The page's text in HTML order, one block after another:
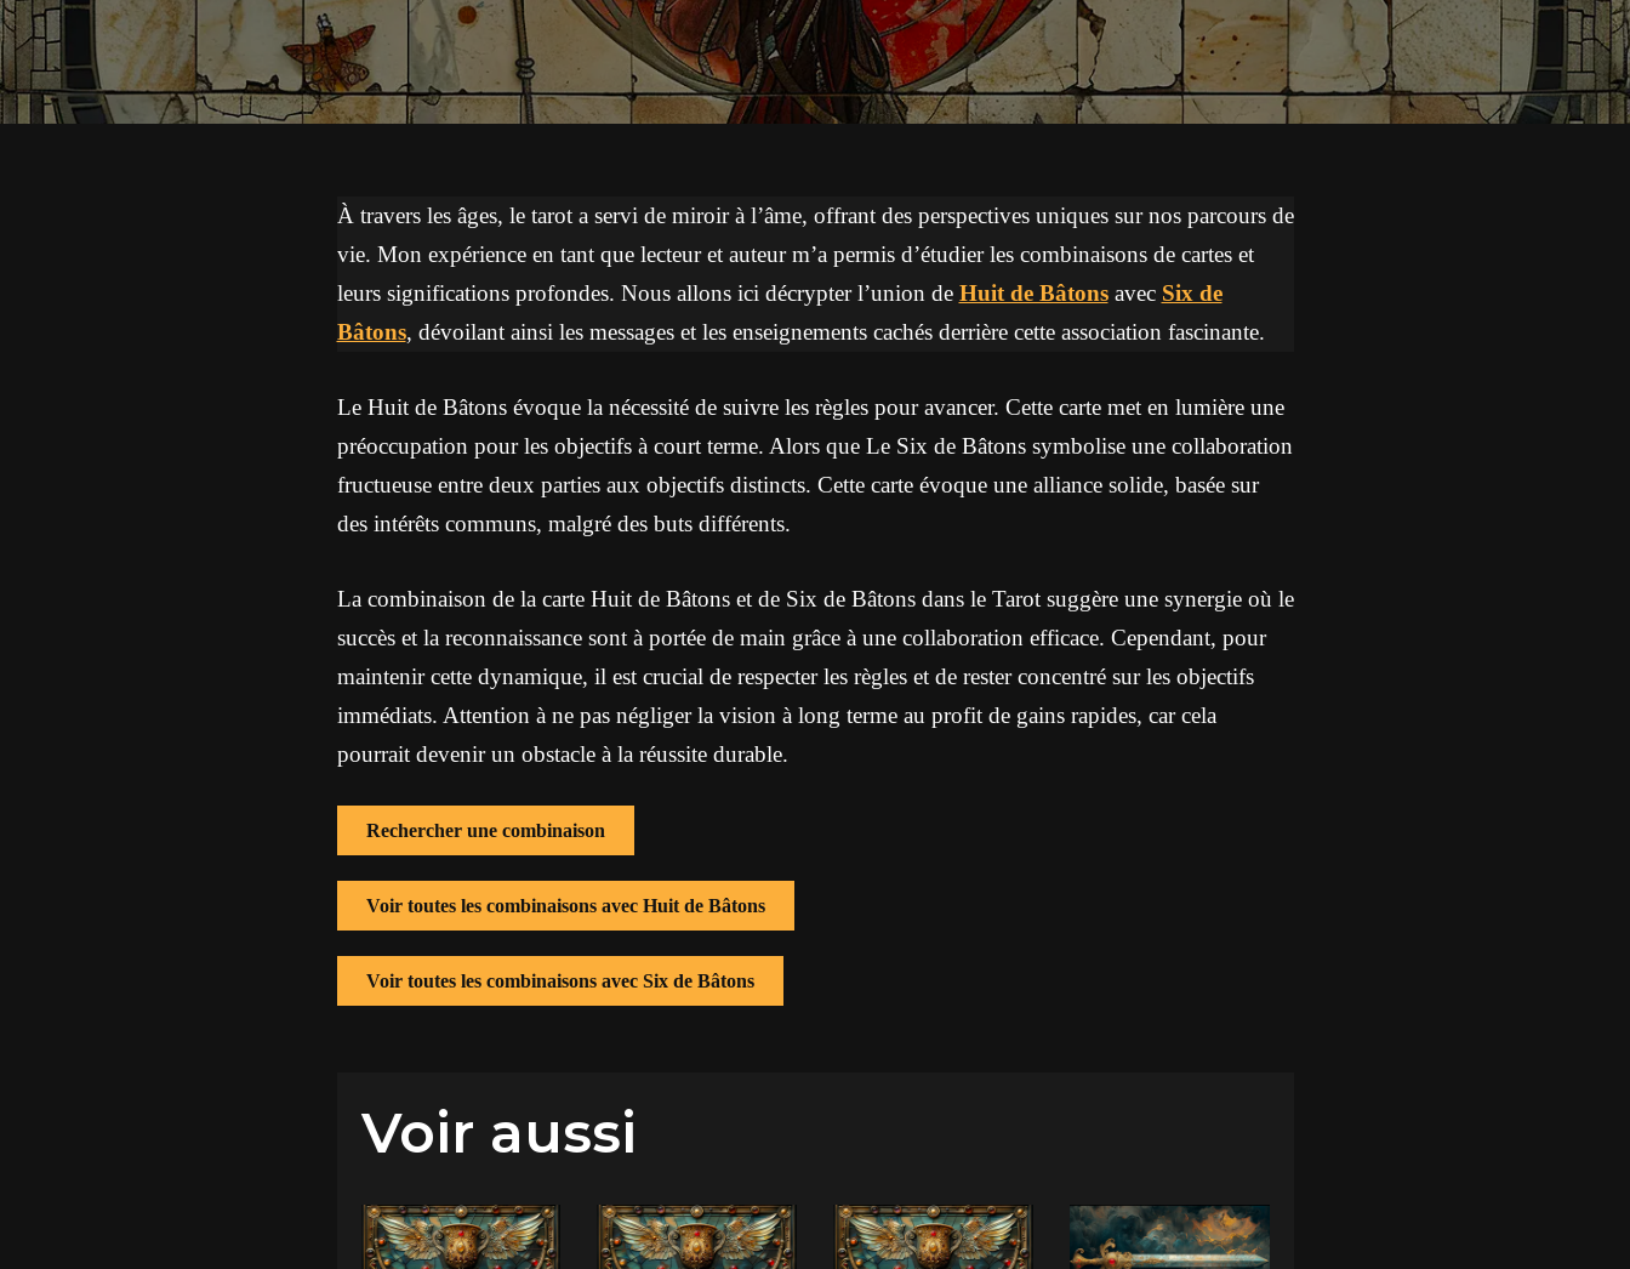
À travers les âges, le tarot a servi de miroir à l’âme, offrant des perspectives uniques sur nos parcours de
vie. Mon expérience en tant que lecteur et auteur m’a permis d’étudier les combinaisons de cartes et
leurs significations profondes. Nous allons ici décrypter l’union de Huit de Bâtonsavec Six de
Bâtons, dévoilant ainsi les messages et les enseignements cachés derrière cette association fascinante.
Le Huit de Bâtons évoque la nécessité de suivre les règles pour avancer. Cette carte met en lumière une
préoccupation pour les objectifs à court terme. Alors que Le Six de Bâtons symbolise une collaboration
fructueuse entre deux parties aux objectifs distincts. Cette carte évoque une alliance solide, basée sur
des intérêts communs, malgré des buts différents.
La combinaison de la carte Huit de Bâtons et de Six de Bâtons dans le Tarot suggère une synergie où le
succès et la reconnaissance sont à portée de main grâce à une collaboration efficace. Cependant, pour
maintenir cette dynamique, il est crucial de respecter les règles et de rester concentré sur les objectifs
immédiats. Attention à ne pas négliger la vision à long terme au profit de gains rapides, car cela
pourrait devenir un obstacle à la réussite durable.
Rechercher une combinaison
Voir toutes les combinaisons avec Huit de Bâtons
Voir toutes les combinaisons avec Six de Bâtons
Voir aussi